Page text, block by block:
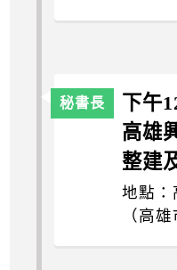
下午
高雄
整建
地點：
（高